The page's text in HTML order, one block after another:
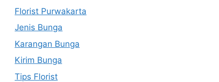
Florist Purwakarta
Jenis Bunga
Karangan Bunga
Kirim Bunga
Tips Florist